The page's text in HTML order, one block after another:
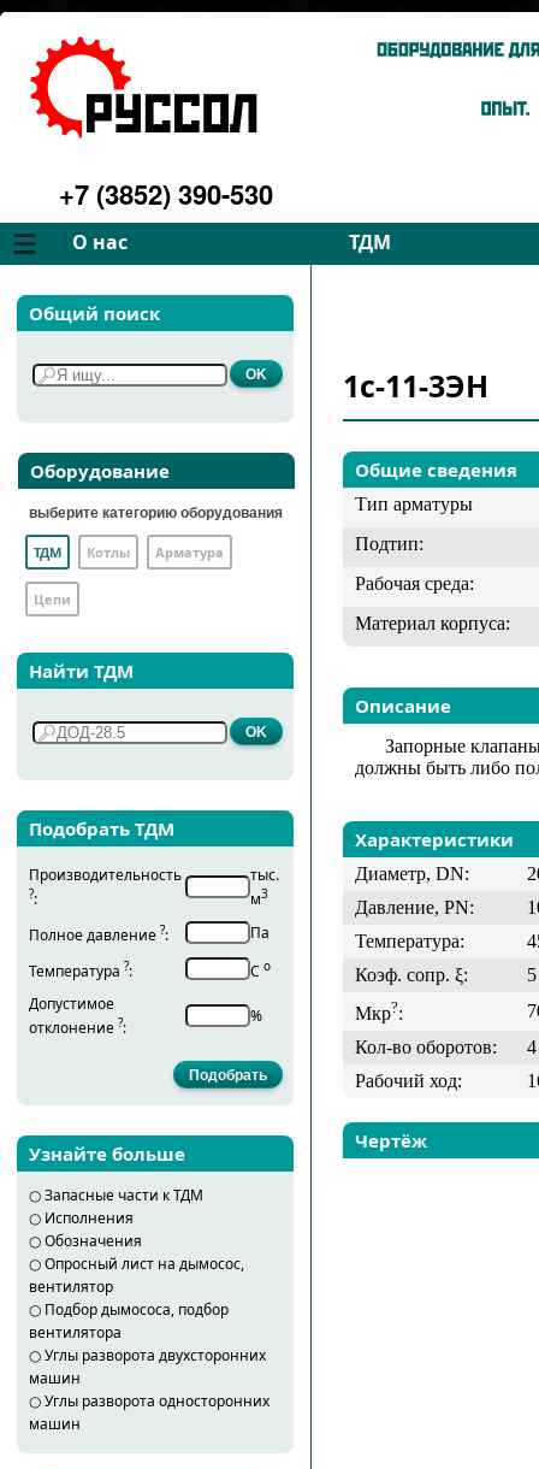
+7 (3852) 390-530
О нас ТДМ
Компания
Философия
Услуги
Галерея
Контакты
Запчасти
Подбор
Общий поиск
Оборудование
выберите категорию оборудования
ТДМ Котлы Арматура
Цепи
Найти ТДМ
Подобрать ТДМ
Производительность
?:
тыс.
м3
Полное давление ?:
Па
Температура ?: С о
Допустимое
отклонение ?:
%
Узнайте больше
○Запасные части к ТДМ
○ Исполнения
○Обозначения
○Опросный лист на дымосос,
вентилятор
○ Подбор дымососа, подбор
вентилятора
○Углы разворота двухсторонних
машин
○Углы разворота односторонних
машин
1c-11-3ЭН
Общие сведения
Тип арматуры
Подтип:
Рабочая среда:
Материал корпуса:
Описание
Запорные
должны быть либо
Характеристики
Диаметр, DN:
Давление, PN:
Температура:
Коэф. сопр. ξ:
5
Мкр?:
Кол-во оборотов:
4
Рабочий ход:
Чертёж